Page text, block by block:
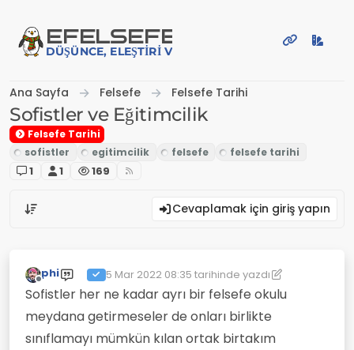
EFELSEFE
DÜŞÜNCE, ELEŞTIRI VE PAYLAŞIM PLATFORMU
Ana Sayfa Felsefe Felsefe Tarihi
Sofistler ve Eğitimcilik
Felsefe Tarihi
1 1 169
Cevaplamak için giriş yapın
Çevrimdışı
phi 5 Mar 2022 08:35 tarihinde yazdı
Son düzenleyen: phi3 May 2022 08:35
Sofistler her ne kadar ayrı bir felsefe okulu
meydana getirmeseler de onları birlikte
sınıflamayı mümkün kılan ortak birtakım